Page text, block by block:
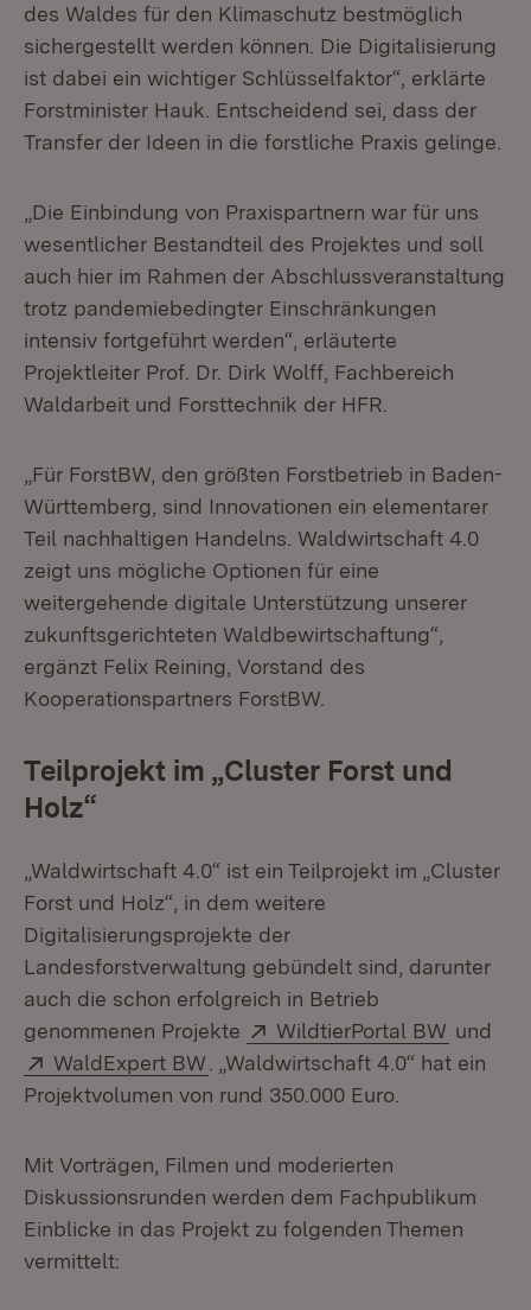
des Waldes für den Klimaschutz bestmöglich
sichergestellt werden können. Die Digitalisierung
ist dabei ein wichtiger Schlüsselfaktor“, erklärte
Forstminister Hauk. Entscheidend sei, dass der
Transfer der Ideen in die forstliche Praxis gelinge.
„Die Einbindung von Praxispartnern war für uns
wesentlicher Bestandteil des Projektes und soll
auch hier im Rahmen der Abschlussveranstaltung
trotz pandemiebedingter Einschränkungen
intensiv fortgeführt werden“, erläuterte
Projektleiter Prof. Dr. Dirk Wolff, Fachbereich
Waldarbeit und Forsttechnik der HFR.
„Für ForstBW, den größten Forstbetrieb in Baden-
Württemberg, sind Innovationen ein elementarer
Teil nachhaltigen Handelns. Waldwirtschaft 4.0
zeigt uns mögliche Optionen für eine
weitergehende digitale Unterstützung unserer
zukunftsgerichteten Waldbewirtschaftung“,
ergänzt Felix Reining, Vorstand des
Kooperationspartners ForstBW.
Teilprojekt im „Cluster Forst und
Holz“
„Waldwirtschaft 4.0“ ist ein Teilprojekt im „Cluster
Forst und Holz“, in dem weitere
Digitalisierungsprojekte der
Landesforstverwaltung gebündelt sind, darunter
auch die schon erfolgreich in Betrieb
genommenen Projekte
Extern:
WildtierPortal BW (Öffnet
und
Extern:
WaldExpert BW (Öffnet in neuem Fenster)
. „Waldwirtschaft 4.0“ hat ein
Projektvolumen von rund 350.000 Euro.
Mit Vorträgen, Filmen und moderierten
Diskussionsrunden werden dem Fachpublikum
Einblicke in das Projekt zu folgenden Themen
vermittelt: